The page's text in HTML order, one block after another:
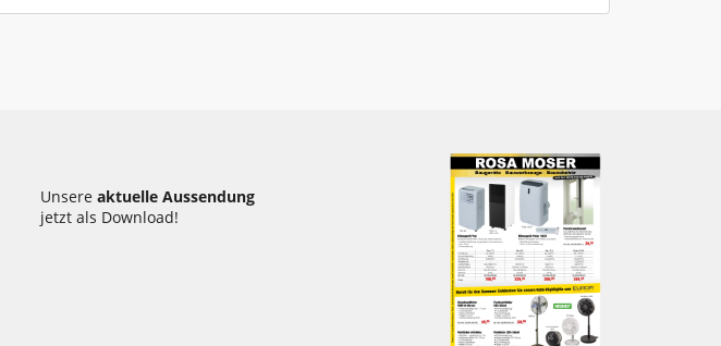
vereinbart, gelten die angegebenen Preise exkl. 20% USt.
erfolgen, sofern nicht gesondert vereinbart, ab Lager 1120 Wien, auf
Unsereaktuelle Aussendung
jetzt als Download!